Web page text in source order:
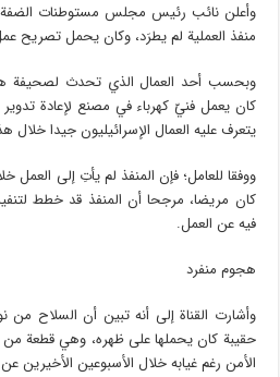
وأعلن نائب رئيس مجلس مستوطنات الضفة
منفذ العملية لم يطرَد، وكان يحمل تصريح
وبحسب أحد العمال الذي تحدث لصحيفة
كان يعمل فنيّ كهرباء في مصنع لإعادة
يتعرف عليه العمال الإسرائيليون جيدا خلال
ووفقا للعامل؛ فإن المنفذ لم يأتِ إلى العمل
كان مريضا، مرجحا أن المنفذ قد خطط
فيه عن العمل.
هجوم منفرد
وأشارت القناة إلى أنه تبين أن السلاح من
حقيبة كان يحملها على ظهره، وهي قطعة
الأمن رغم غيابه خلال الأسبوعين الأخيرين